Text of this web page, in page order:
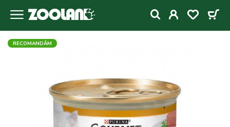
RECOMANDǍM